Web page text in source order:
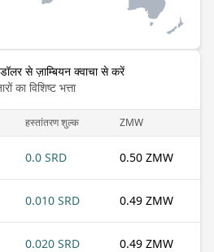
डॉलर से ज़ाम्बियन क्वाचा से करें
का विशिष्ट भत्ता
हस्तांतरण शुल्क ZMW
0.0 SRD 0.50 ZMW
0.010 SRD 0.49 ZMW
0.020 SRD 0.49 ZMW